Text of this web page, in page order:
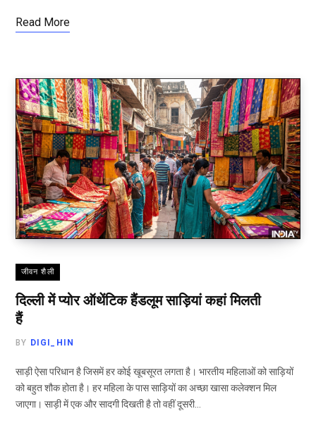
Read More
जीवन शैली
दिल्ली में प्योर ऑथेंटिक हैंडलूम साड़ियां कहां मिलती
हैं
BY DIGI_HIN
साड़ी ऐसा परिधान है जिसमें हर कोई खूबसूरत लगता है। भारतीय महिलाओं को साड़ियों
को बहुत शौक होता है। हर महिला के पास साड़ियों का अच्छा खासा कलेक्शन मिल
जाएगा। साड़ी में एक और सादगी दिखती है तो वहीं दूसरी…